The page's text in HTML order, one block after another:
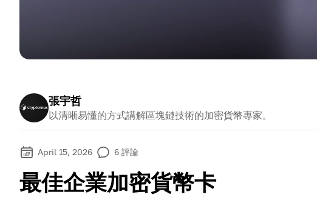
張宇哲
以清晰易懂的方式講解區塊鏈技術的加密貨幣專家。
April 15, 2026 6 評論
最佳企業加密貨幣卡